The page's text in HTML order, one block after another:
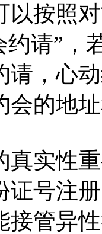
以按照
约请”，
请，心
会的地
真实性
证号注
接管异